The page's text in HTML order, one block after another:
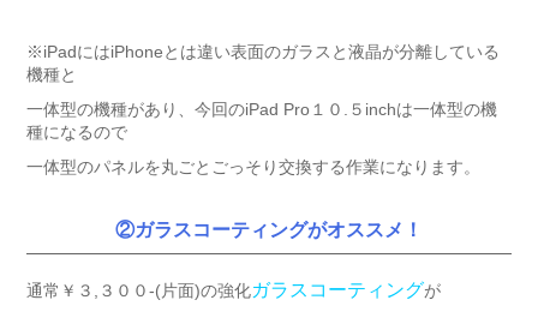
※iPadにはiPhoneとは違い表面のガラスと液晶が分離している
機種と
一体型の機種があり、今回のiPad Pro１０.５inchは一体型の機
種になるので
一体型のパネルを丸ごとごっそり交換する作業になります。
②ガラスコーティングがオススメ！
通常￥３,３００-(片面)の強化ガラスコーティングが